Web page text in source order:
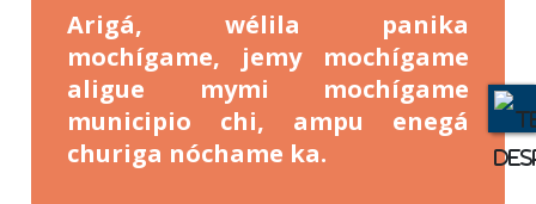
Arigá, wélila panika
mochígame, jemy mochígame
aligue mymi mochígame
municipio chi, ampu enegá
churiga nóchame ka.